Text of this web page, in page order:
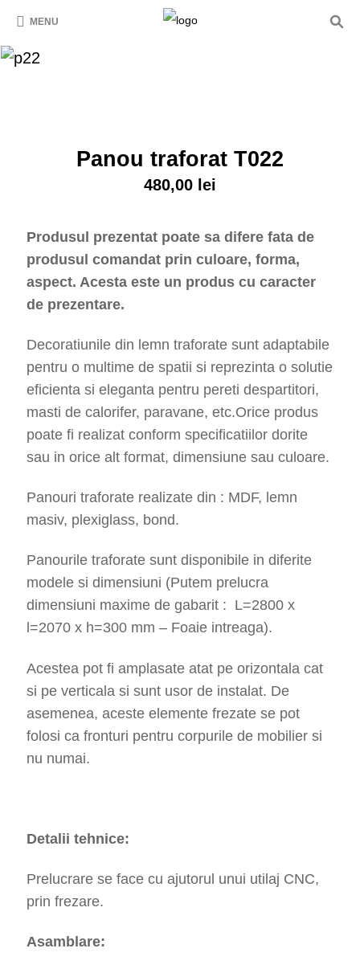
MENU
Panou traforat T022
480,00 lei
Produsul prezentat poate sa difere fata de
produsul comandat prin culoare, forma,
aspect. Acesta este un produs cu caracter
de prezentare.
Decoratiunile din lemn traforate sunt adaptabile
pentru o multime de spatii si reprezinta o solutie
eficienta si eleganta pentru pereti despartitori,
masti de calorifer, paravane, etc.Orice produs
poate fi realizat conform specificatiilor dorite
sau in orice alt format, dimensiune sau culoare.
Panouri traforate realizate din : MDF, lemn
masiv, plexiglass, bond.
Panourile traforate sunt disponibile in diferite
modele si dimensiuni (Putem prelucra
dimensiuni maxime de gabarit : L=2800 x
l=2070 x h=300 mm – Foaie intreaga).
Acestea pot fi amplasate atat pe orizontala cat
si pe verticala si sunt usor de instalat. De
asemenea, aceste elemente frezate se pot
folosi ca fronturi pentru corpurile de mobilier si
nu numai.
Detalii tehnice:
Prelucrare se face cu ajutorul unui utilaj CNC,
prin frezare.
Asamblare: